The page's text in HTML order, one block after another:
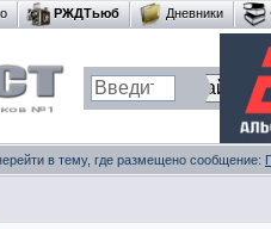
РЖДТьюб Дневники
в тему, где размещено сообщение: